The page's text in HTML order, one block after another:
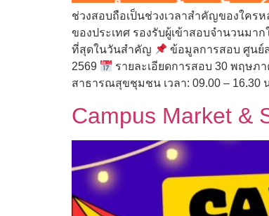
ช่วงสอบถือเป็นช่วงเวลาสำคัญของใคร
ของประเทศ รองรับผู้เข้าสอบจำนวนม
ที่สุดในวันสำคัญ
ข้อมูลการสอบ ศูนย์
2569
รายละเอียดการสอบ 30 พฤษภ
สาธารณสุขชุมชน เวลา: 09.00 – 16.30
Campus Market &